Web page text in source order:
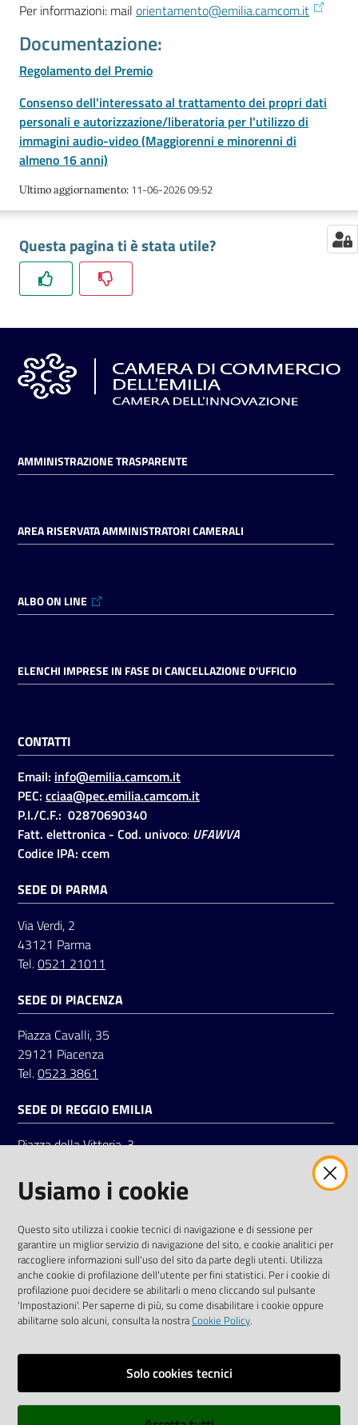
Seguici
su
Per informazioni: mail orientamento@emilia.camcom.it
Documentazione:
Regolamento del Premio
Consenso dell'interessato al trattamento dei propri dati
personali e autorizzazione/liberatoria per l'utilizzo di
immagini audio-video (Maggiorenni e minorenni di
almeno 16 anni)
Ultimo aggiornamento: 11-06-2026 09:52
Questa pagina ti è stata utile?
AMMINISTRAZIONE TRASPARENTE
AREA RISERVATA AMMINISTRATORI CAMERALI
ALBO ON LINE
ELENCHI IMPRESE IN FASE DI CANCELLAZIONE D'UFFICIO
CONTATTI
Email: info@emilia.camcom.it
PEC: cciaa@pec.emilia.camcom.it
P.I./C.F.: 02870690340
Fatt. elettronica - Cod. univoco: UFAWVA
Codice IPA: ccem
SEDE DI PARMA
Via Verdi, 2
43121 Parma
Tel.0521 21011
SEDE DI PIACENZA
Piazza Cavalli, 35
29121 Piacenza
Tel.0523 3861
SEDE DI REGGIO EMILIA
Piazza della Vittoria, 3
Tel.0522 7961
LinkedinFacebookInstagram
Informative e liberatorie privacy
Usiamo i cookie
Questo sito utilizza i cookie tecnici di navigazione e di sessione per
garantire un miglior servizio di navigazione del sito, e cookie analitici per
raccogliere informazioni sull'uso del sito da parte degli utenti. Utilizza
anche cookie di profilazione dell'utente per fini statistici. Per i cookie di
profilazione puoi decidere se abilitarli o meno cliccando sul pulsante
'Impostazioni'. Per saperne di più, su come disabilitare i cookie oppure
abilitarne solo alcuni, consulta la nostraCookie Policy.
Solo cookies tecnici